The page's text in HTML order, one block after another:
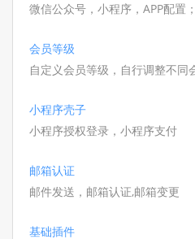
微信公众号，小程序，APP配置
会员等级
自定义会员等级，自行调整不同
小程序壳子
小程序授权登录，小程序支付
邮箱认证
邮件发送，邮箱认证,邮箱变更
基础插件